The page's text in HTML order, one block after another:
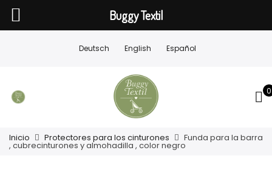
Deutsch English Español
0
Inicio Protectores para los cinturones Funda para la barra
, cubrecinturones y almohadilla , color negro
Buggy Textil